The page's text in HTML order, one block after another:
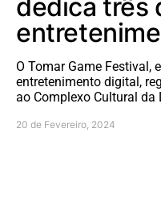
dedica três
O Tomar Game Festival,
entretenimento digital,
ao Complexo Cultural da
20 de Fevereiro, 2024